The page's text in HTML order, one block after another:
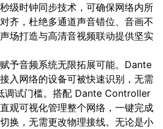
级时钟同步技术，可确保网络内所
齐，杜绝多通道声音错位、音画不
场打造与高清音视频联动提供坚实
赋予音频系统无限拓展可能。Dante
入网络的设备可被快速识别，无需
调试门槛。搭配 Dante Controller
观可视化管理整个网络，一键完成
换，无需更改物理接线。无论是小